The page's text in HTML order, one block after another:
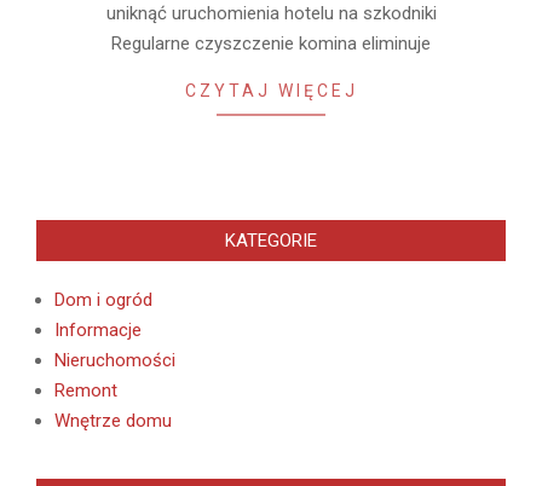
uniknąć uruchomienia hotelu na szkodniki
Regularne czyszczenie komina eliminuje
CZYTAJ WIĘCEJ
KATEGORIE
Dom i ogród
Informacje
Nieruchomości
Remont
Wnętrze domu